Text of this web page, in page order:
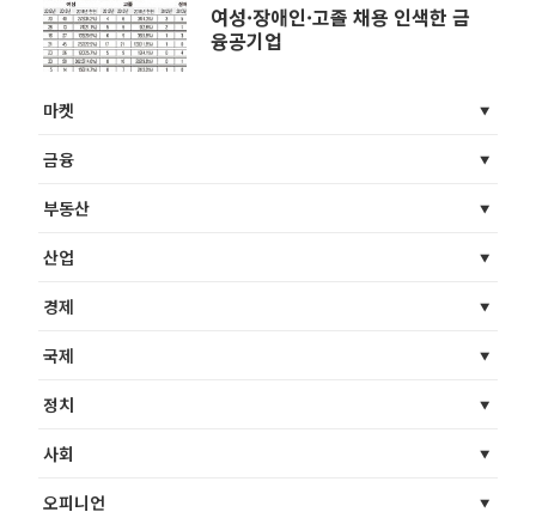
여성·장애인·고졸 채용 인색한 금
융공기업
마켓
금융
부동산
산업
경제
국제
정치
사회
오피니언